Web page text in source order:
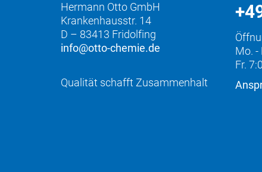
Hermann Otto GmbH
Krankenhausstr. 14
D – 83413 Fridolfing
info@otto-chemie.de
Qualität schafft Zusammenhalt
Mo. -
Fr.